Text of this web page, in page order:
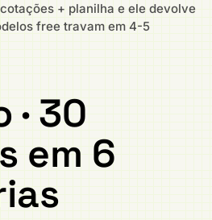
+ planilha e ele devolve
free travam em 4-5
· 30
em 6